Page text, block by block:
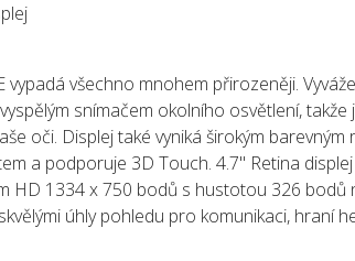
všechno mnohem přirozeněji.
snímačem okolního osvětlení,
oči. Displej také vyniká širokým barevným
a podporuje 3D Touch. 4.7" Retina
HD 1334 x 750 bodů s hustotou 326 bodů
úhly pohledu pro komunikaci, hraní